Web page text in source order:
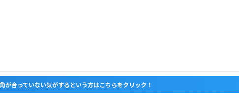
するという方はこちらをクリック！